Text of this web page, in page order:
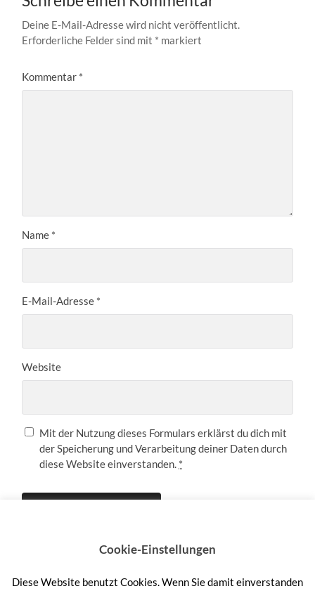
Deine E-Mail-Adresse wird nicht veröffentlicht.
Erforderliche Felder sind mit * markiert
Kommentar *
Name *
E-Mail-Adresse *
Website
Mit der Nutzung dieses Formulars erklärst du dich mit
der Speicherung und Verarbeitung deiner Daten durch
diese Website einverstanden. *
Cookie-Einstellungen
Diese Website benutzt Cookies. Wenn Sie damit einverstanden